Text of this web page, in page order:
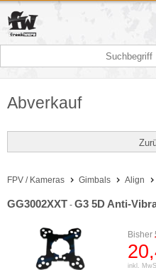
Abverkauf
FPV / Kameras Gimbals Align
GG3002XXT - G3 5D Anti-
Bisher
inkl.